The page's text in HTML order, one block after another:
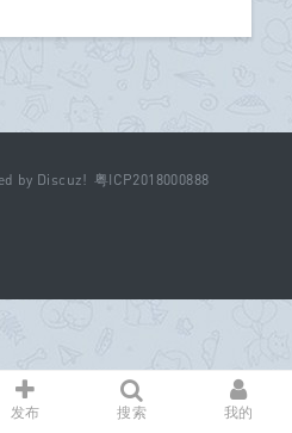
发布 搜索 我的
by Discuz! 粤ICP2018000888